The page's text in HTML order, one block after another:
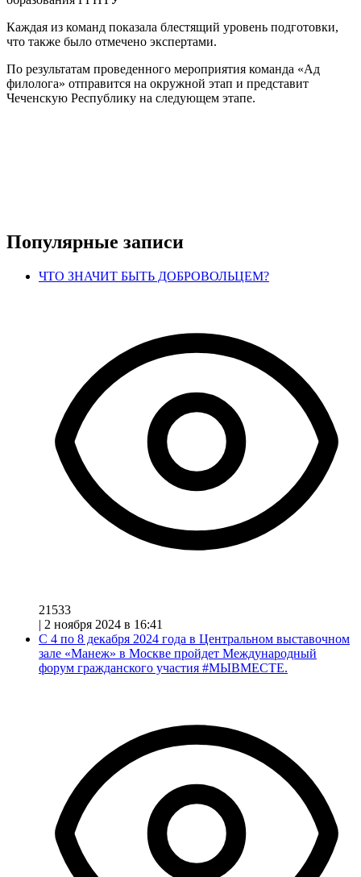
Каждая из команд показала блестящий уровень подготовки,
что также было отмечено экспертами.
По результатам проведенного мероприятия команда «Ад
филолога» отправится на окружной этап и представит
Чеченскую Республику на следующем этапе.
Популярные записи
ЧТО ЗНАЧИТ БЫТЬ ДОБРОВОЛЬЦЕМ?
21533
| 2 ноября 2024 в 16:41
С 4 по 8 декабря 2024 года в Центральном выставочном
зале «Манеж» в Москве пройдет Международный
форум гражданского участия #МЫВМЕСТЕ.